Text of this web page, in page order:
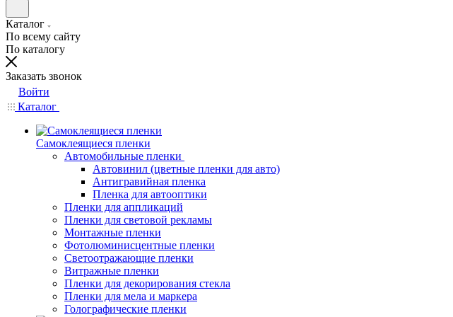
Каталог
По всему сайту
По каталогу
Заказать звонок
Войти
Каталог
Самоклеящиеся пленки
Автомобильные пленки
Автовинил (цветные пленки для авто)
Антигравийная пленка
Пленка для автооптики
Пленки для аппликаций
Пленки для световой рекламы
Монтажные пленки
Фотолюминисцентные пленки
Светоотражающие пленки
Витражные пленки
Пленки для декорирования стекла
Пленки для мела и маркера
Голографические пленки